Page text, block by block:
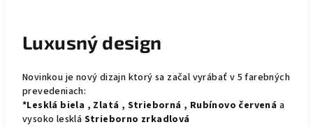
Luxusný design
Novinkou je nový dizajn ktorý sa začal vyrábať v 5 farebných
prevedeniach:
*Lesklá biela , Zlatá , Strieborná , Rubínovo červená a
vysoko lesklá Strieborno zrkadlová